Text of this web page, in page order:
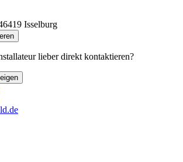
Isselburg
lieber direkt kontaktieren?